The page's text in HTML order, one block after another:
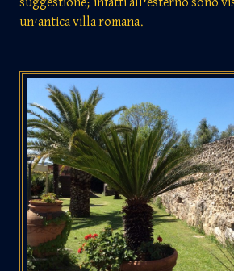
suggestione; infatti all’esterno sono
un’antica villa romana.